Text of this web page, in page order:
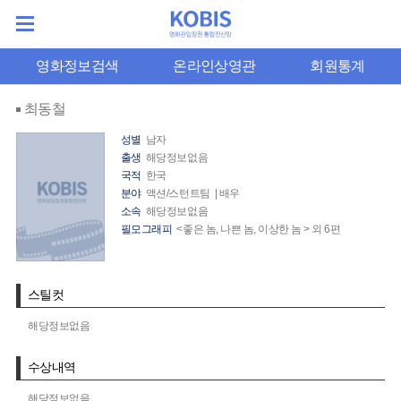
영화정보검색 온라인상영관 회원통계
최동철
성별 남자
출생 해당정보없음
국적 한국
분야 액션/스턴트팀 | 배우
소속 해당정보없음
필모그래피 <좋은 놈, 나쁜 놈, 이상한 놈 > 외 6편
스틸컷
해당정보없음
수상내역
해당정보없음